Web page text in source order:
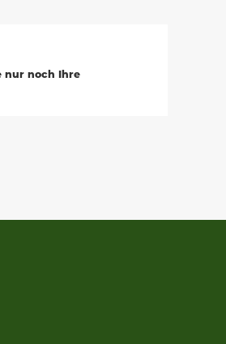
nur noch Ihre